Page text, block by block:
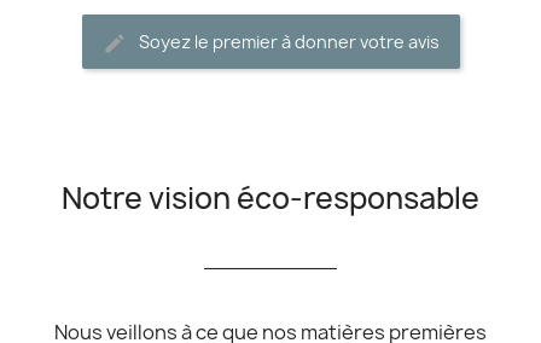
Soyez le premier à donner votre avis
Notre vision éco-responsable
Nous veillons à ce que nos matières premières